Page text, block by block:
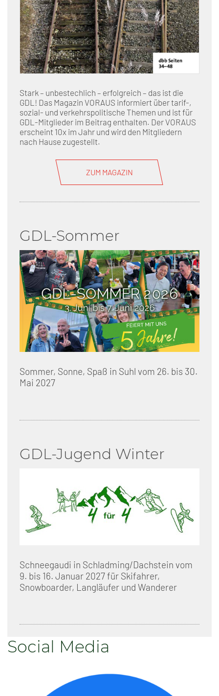
Stark – unbestechlich – erfolgreich – das ist die
GDL! Das Magazin VORAUS informiert über tarif-,
sozial- und verkehrspolitische Themen und ist für
GDL-Mitglieder im Beitrag enthalten. Der VORAUS
erscheint 10x im Jahr und wird den Mitgliedern
nach Hause zugestellt.
ZUM MAGAZIN
GDL-Sommer
Sommer, Sonne, Spaß in Suhl vom 26. bis 30.
Mai 2027
GDL-Jugend Winter
Schneegaudi in Schladming/Dachstein vom
9. bis 16. Januar 2027 für Skifahrer,
Snowboarder, Langläufer und Wanderer
Social Media